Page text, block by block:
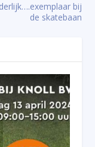
bij
de skatebaan